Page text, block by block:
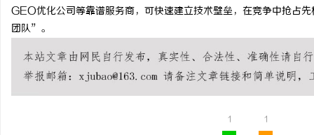
GEO优化公司等靠谱服务商，可快速建立技术壁垒，在竞争中抢占
团队”。
1 1